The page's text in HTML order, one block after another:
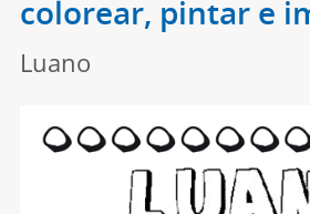
colorear, pintar e
Luano